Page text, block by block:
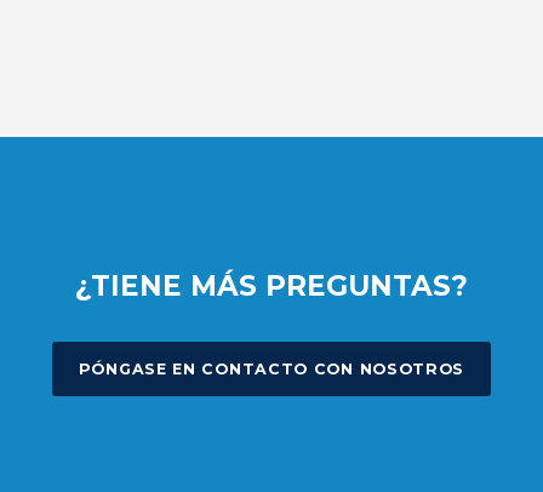
¿TIENE MÁS PREGUNTAS?
PÓNGASE EN CONTACTO CON NOSOTROS